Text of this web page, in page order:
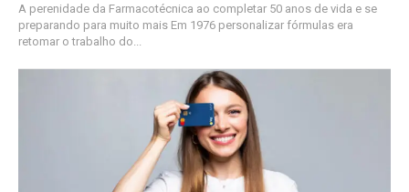
A perenidade da Farmacotécnica ao completar 50 anos de vida e se
preparando para muito mais Em 1976 personalizar fórmulas era
retomar o trabalho do...